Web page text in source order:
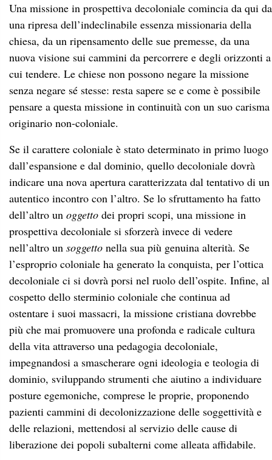
Una missione in prospettiva decoloniale comincia da qui da
una ripresa dell’indeclinabile essenza missionaria della
chiesa, da un ripensamento delle sue premesse, da una
nuova visione sui cammini da percorrere e degli orizzonti a
cui tendere. Le chiese non possono negare la missione
senza negare sé stesse: resta sapere se e come è possibile
pensare a questa missione in continuità con un suo carisma
originario non-coloniale.
Se il carattere coloniale è stato determinato in primo luogo
dall’espansione e dal dominio, quello decoloniale dovrà
indicare una nova apertura caratterizzata dal tentativo di un
autentico incontro con l’altro. Se lo sfruttamento ha fatto
dell’altro un oggetto dei propri scopi, una missione in
prospettiva decoloniale si sforzerà invece di vedere
nell’altro un soggetto nella sua più genuina alterità. Se
l’esproprio coloniale ha generato la conquista, per l’ottica
decoloniale ci si dovrà porsi nel ruolo dell’ospite. Infine, al
cospetto dello sterminio coloniale che continua ad
ostentare i suoi massacri, la missione cristiana dovrebbe
più che mai promuovere una profonda e radicale cultura
della vita attraverso una pedagogia decoloniale,
impegnandosi a smascherare ogni ideologia e teologia di
dominio, sviluppando strumenti che aiutino a individuare
posture egemoniche, comprese le proprie, proponendo
pazienti cammini di decolonizzazione delle soggettività e
delle relazioni, mettendosi al servizio delle cause di
liberazione dei popoli subalterni come alleata affidabile.